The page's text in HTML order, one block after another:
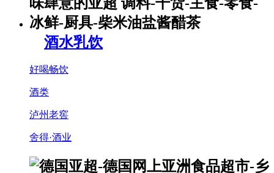
酒水乳饮
好喝畅饮
酒类
泸州老窖
舍得·酒业